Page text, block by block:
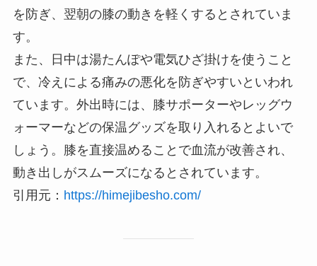
を防ぎ、翌朝の膝の動きを軽くするとされていま
す。
また、日中は湯たんぽや電気ひざ掛けを使うこと
で、冷えによる痛みの悪化を防ぎやすいといわれ
ています。外出時には、膝サポーターやレッグウ
ォーマーなどの保温グッズを取り入れるとよいで
しょう。膝を直接温めることで血流が改善され、
動き出しがスムーズになるとされています。
引用元： https://himejibesho.com/